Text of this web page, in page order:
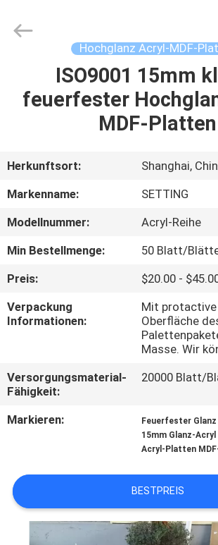
PRODUKTE
ÜBER
UNS
FABRIK-
AUSFLUG
TRETEN
SIE
UNS
IN
VERBINDUNG
NACHRICHTEN
FÄLLE
Decorating
material
Hochglanz Acryl-MDF-
ISO9001 15mm
feuerfester
MDF-Platten
Herkunftsort:
Shanghai,
Markenname:
SETTING
Modellnummer:
Acryl-Reihe
Min Bestellmenge:
50 Blatt/
Preis:
$20.00 -
Verpackung
Informationen:
Mit
Oberfläche
Masse. Wir
Versorgungsmaterial-
Fähigkeit:
20000 Blatt/
Markieren: Feuerfester
15mm Glanz-Acryl
Acryl-Platten
BESTPREIS